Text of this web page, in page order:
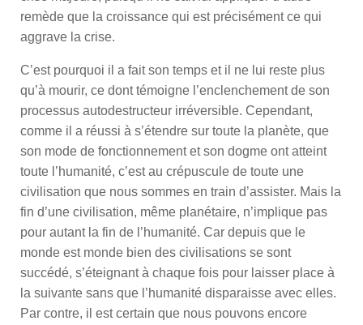
remède que la croissance qui est précisément ce qui
aggrave la crise.
C’est pourquoi il a fait son temps et il ne lui reste plus
qu’à mourir, ce dont témoigne l’enclenchement de son
processus autodestructeur irréversible. Cependant,
comme il a réussi à s’étendre sur toute la planète, que
son mode de fonctionnement et son dogme ont atteint
toute l’humanité, c’est au crépuscule de toute une
civilisation que nous sommes en train d’assister. Mais la
fin d’une civilisation, même planétaire, n’implique pas
pour autant la fin de l’humanité. Car depuis que le
monde est monde bien des civilisations se sont
succédé, s’éteignant à chaque fois pour laisser place à
la suivante sans que l’humanité disparaisse avec elles.
Par contre, il est certain que nous pouvons encore